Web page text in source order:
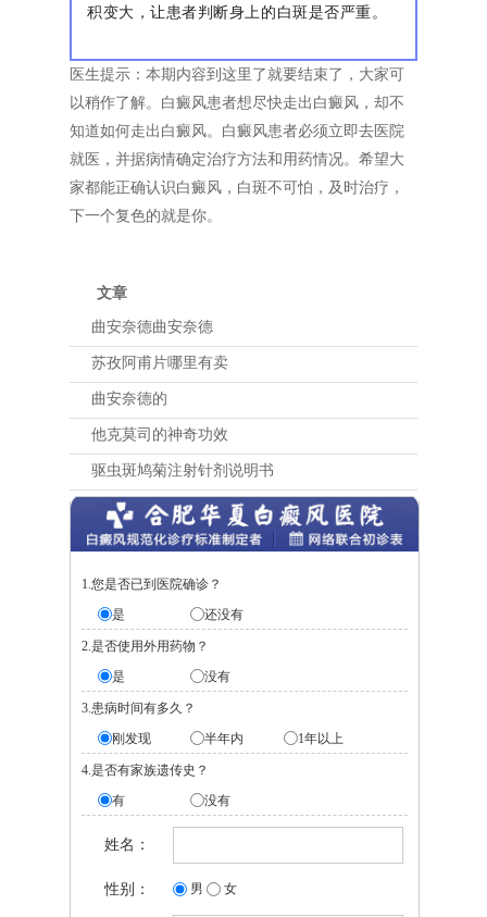
积变大，让患者判断身上的白斑是否严重。
医生提示：本期内容到这里了就要结束了，大家可
以稍作了解。白癜风患者想尽快走出白癜风，却不
知道如何走出白癜风。白癜风患者必须立即去医院
就医，并据病情确定治疗方法和用药情况。希望大
家都能正确认识白癜风，白斑不可怕，及时治疗，
下一个复色的就是你。
文章
曲安奈德曲安奈德
苏孜阿甫片哪里有卖
曲安奈德的
他克莫司的神奇功效
驱虫斑鸠菊注射针剂说明书
1.您是否已到医院确诊？
是
还没有
2.是否使用外用药物？
是
没有
3.患病时间有多久？
刚发现
半年内 1年以上
4.是否有家族遗传史？
有
没有
姓名：
性别： 男 女